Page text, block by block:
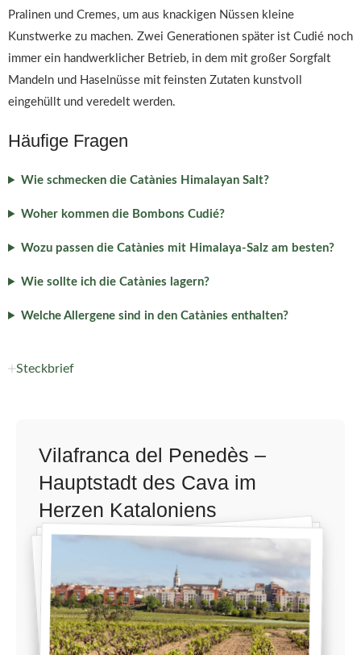
Pralinen und Cremes, um aus knackigen Nüssen kleine
Kunstwerke zu machen. Zwei Generationen später ist Cudié noch
immer ein handwerklicher Betrieb, in dem mit großer Sorgfalt
Mandeln und Haselnüsse mit feinsten Zutaten kunstvoll
eingehüllt und veredelt werden.
Häufige Fragen
Wie schmecken die Catànies Himalayan Salt?
Woher kommen die Bombons Cudié?
Wozu passen die Catànies mit Himalaya-Salz am besten?
Wie sollte ich die Catànies lagern?
Welche Allergene sind in den Catànies enthalten?
Steckbrief
Vilafranca del Penedès –
Hauptstadt des Cava im
Herzen Kataloniens